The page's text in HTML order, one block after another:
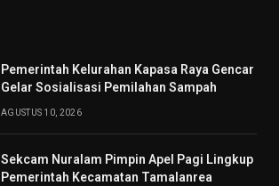
Pemerintah Kelurahan Kapasa Raya Gencar
Gelar Sosialisasi Pemilahan Sampah
AGUSTUS 10, 2026
Sekcam Nuralam Pimpin Apel Pagi Lingkup
Pemerintah Kecamatan Tamalanrea